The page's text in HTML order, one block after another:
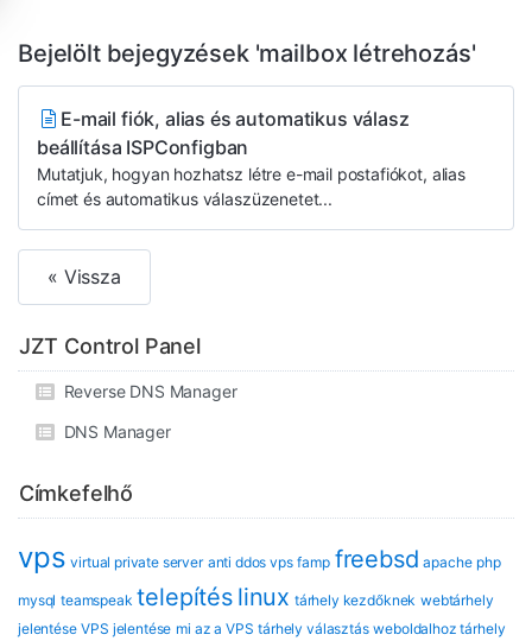
Bejelölt bejegyzések 'mailbox létrehozás'
E-mail fiók, alias és automatikus válasz
beállítása ISPConfigban
Mutatjuk, hogyan hozhatsz létre e-mail postafiókot, alias
címet és automatikus válaszüzenetet...
« Vissza
JZT Control Panel
Reverse DNS Manager
DNS Manager
Címkefelhő
vps virtual private server anti ddos vps famp freebsd apache php
mysql teamspeak telepítés linux tárhely kezdőknek webtárhely
jelentése VPS jelentése mi az a VPS tárhely választás weboldalhoz tárhely